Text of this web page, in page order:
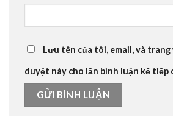
Lưu tên của tôi, email, và
duyệt này cho lần bình luận kế tiếp